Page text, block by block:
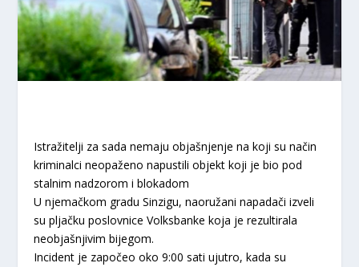
Istražitelji za sada nemaju objašnjenje na koji su način
kriminalci neopaženo napustili objekt koji je bio pod
stalnim nadzorom i blokadom
U njemačkom gradu Sinzigu, naoružani napadači izveli
su pljačku poslovnice Volksbanke koja je rezultirala
neobjašnjivim bijegom.
Incident je započeo oko 9:00 sati ujutro, kada su